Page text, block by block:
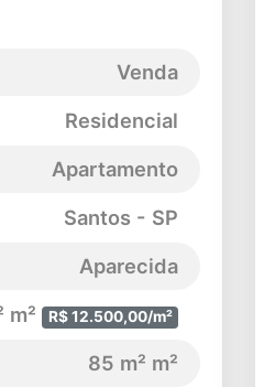
Venda
Residencial
Apartamento
Santos - SP
Aparecida
m² R$ 12.500,00/m²
85 m² m²